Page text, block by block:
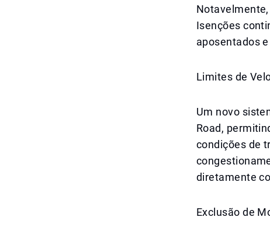
Isenções
aposentados
Limites de
Um novo
Road,
condições de
diretamente
Exclusão de